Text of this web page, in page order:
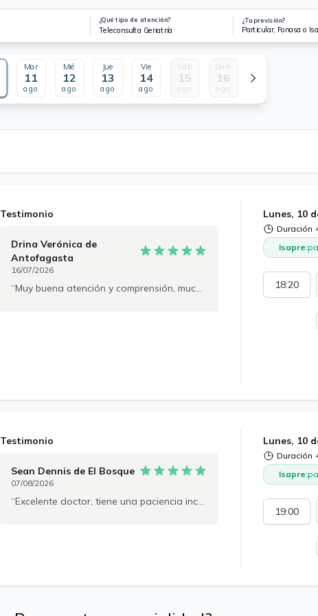
¿Qué tipo de atención?
Teleconsulta Geriatría
¿Tu previsión?
Particular, Fonasa o
Mar
11
ago
Mié
12
ago
Jue
13
ago
Vie
14
ago
Sáb
15
ago
Dom
16
ago
Lunes, 10
Duración
Isapre:
18:20
Testimonio
Drina Verónica de
Antofagasta
16/07/2026
Muy buena atención y comprensión, muchas gracias.
Lunes, 10
Duración
Isapre:
19:00
Testimonio
Sean Dennis de El Bosque
07/08/2026
Excelente doctor, tiene una paciencia increíble, me escuchó todo el tiempo, fue muy amable y se dio todo el tiempo de mundo en resolver mis dudas y en explicarme mi diagnóstico... 10000% recomendado!